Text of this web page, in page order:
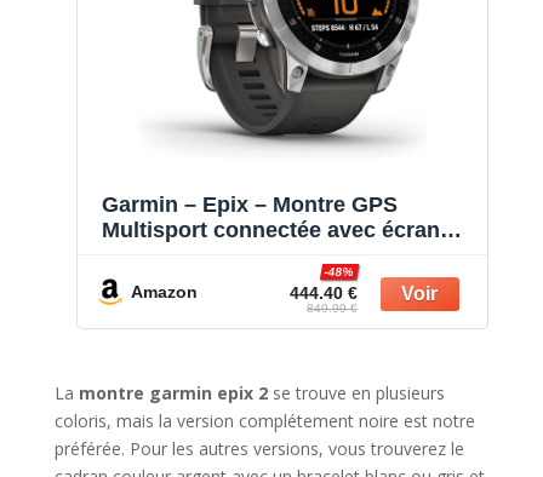
Garmin – Epix – Montre GPS
Multisport connectée avec écran
bracelet gris – Boitier 47 mm
Amazon 444.40 €
-48%
849.99 €
La montre garmin epix 2se trouve en plusieurs
coloris, mais la version complétement noire est notre
préférée. Pour les autres versions, vous trouverez le